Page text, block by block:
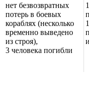
нет безвозвратных
потерь в боевых
кораблях (несколько
временно выведено
из строя),
3 человека погибли